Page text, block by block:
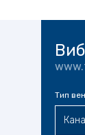
Тип